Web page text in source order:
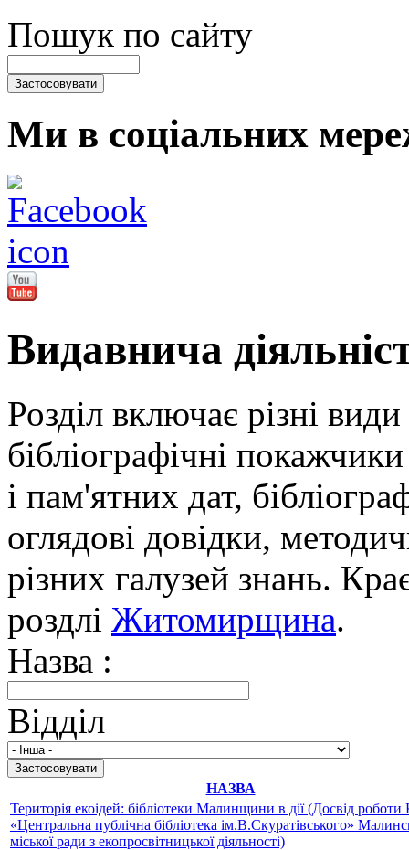
Пошук по сайту
Ми в соціальних
Видавнича
Розділ включає різні
бібліографічні
і пам'ятних дат,
оглядові довідки,
різних галузей знань.
роздлі Житомирщина.
Назва :
Відділ
НАЗВА
Територія екоідей: бібліотеки Малинщини в дії (Досвід роботи
«Центральна публічна бібліотека ім.В.Скуратівського»
міської ради з екопросвітницької діяльності)